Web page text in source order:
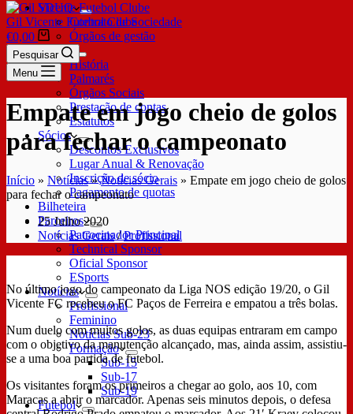
SDUQ
Contrato de Sociedade
Órgãos de gestão
Clube
História
Palmarés
Órgãos Sociais
Prestação de contas
Estatutos
Sócios
Descontos Exclusivos
Lugar Anual & Renovação
Inscrição de sócio
Pagamento de quotas
Bilheteira
Parceiros
Patrocinador Principal
Technical Sponsor
Oficial Sponsor
ESports
Notícias
Profissional
Feminino
Notícias Sub-23
Formação
Sub-15
Sub-17
Sub-19
Futebol
Gil Vicente Futebol Clube
€0,00
Pesquisar
Menu
Empate em jogo cheio de golos
para fechar o campeonato
Início » Notícias»Notícias Gerais » Empate em jogo cheio de golos
para fechar o campeonato
25 Julho 2020
Notícias Gerais/Profissional
No último jogo do campeonato da Liga NOS edição 19/20, o Gil
Vicente FC recebeu o FC Paços de Ferreira e empatou a três bolas.
Num duelo com muitos golos, as duas equipas entraram em campo
com o objetivo da manutenção alcançado, mas, ainda assim, assistiu-
se a uma boa partida de futebol.
Os visitantes foram os primeiros a chegar ao golo, aos 10, com
Maracas a abrir o marcador. Apenas seis minutos depois, o defesa